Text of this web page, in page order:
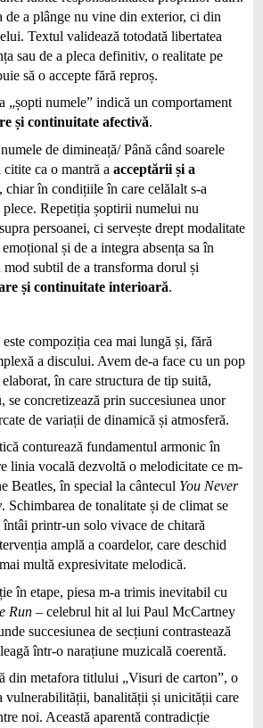
de a plânge nu vine din exterior, ci din
Textul validează totodată libertatea
sau de a pleca definitiv, o realitate pe
să o accepte fără reproș.
„șopti numele” indică un comportament
și continuitate afectivă.
de dimineață/ Până când soarele
ca o mantră a acceptării și a
chiar în condițiile în care celălalt s-a
plece. Repetiția șoptirii numelui nu
persoanei, ci servește drept modalitate
și de a integra absența sa în
subtil de a transforma dorul și
și continuitate interioară.
este compoziția cea mai lungă și, fără
a discului. Avem de-a face cu un pop
în care structura de tip suită,
se concretizează prin succesiunea unor
de variații de dinamică și atmosferă.
conturează fundamentul armonic în
linia vocală dezvoltă o melodicitate ce m-
Beatles, în special la cântecul You Never
. Schimbarea de tonalitate și de climat se
printr-un solo vivace de chitară
amplă a coardelor, care deschid
multă expresivitate melodică.
în etape, piesa m-a trimis inevitabil cu
Run– celebrul hit al lui Paul McCartney
succesiunea de secțiuni contrastează
într-o narațiune muzicală coerentă.
din metafora titlului „Visuri de carton”, o
vulnerabilității, banalității și unicității care
noi. Această aparentă contradicție